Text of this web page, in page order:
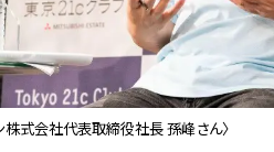
株式会社代表取締役社長 孫峰さん〉